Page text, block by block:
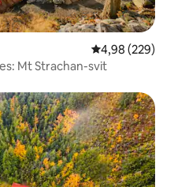
4,98 av 5 i
4,98 (229)
Mt Strachan-svit